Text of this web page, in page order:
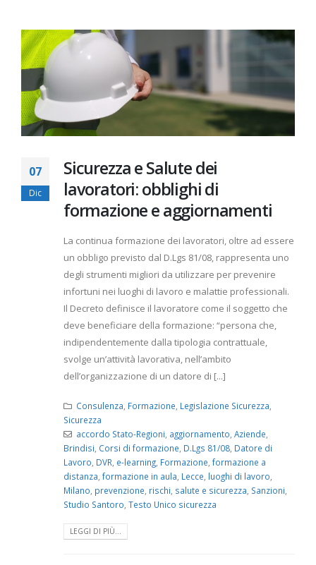
07
Dic
Sicurezza e Salute dei
lavoratori: obblighi di
formazione e aggiornamenti
La continua formazione dei lavoratori, oltre ad essere
un obbligo previsto dal D.Lgs 81/08, rappresenta uno
degli strumenti migliori da utilizzare per prevenire
infortuni nei luoghi di lavoro e malattie professionali.
Il Decreto definisce il lavoratore come il soggetto che
deve beneficiare della formazione: “persona che,
indipendentemente dalla tipologia contrattuale,
svolge un’attività lavorativa, nell’ambito
dell’organizzazione di un datore di [...]
Consulenza, Formazione, Legislazione Sicurezza,
Sicurezza
accordo Stato-Regioni, aggiornamento, Aziende,
Brindisi, Corsi di formazione, D.Lgs 81/08, Datore di
Lavoro, DVR, e-learning, Formazione, formazione a
distanza, formazione in aula, Lecce, luoghi di lavoro,
Milano, prevenzione, rischi, salute e sicurezza, Sanzioni,
Studio Santoro, Testo Unico sicurezza
LEGGI DI PIÙ...